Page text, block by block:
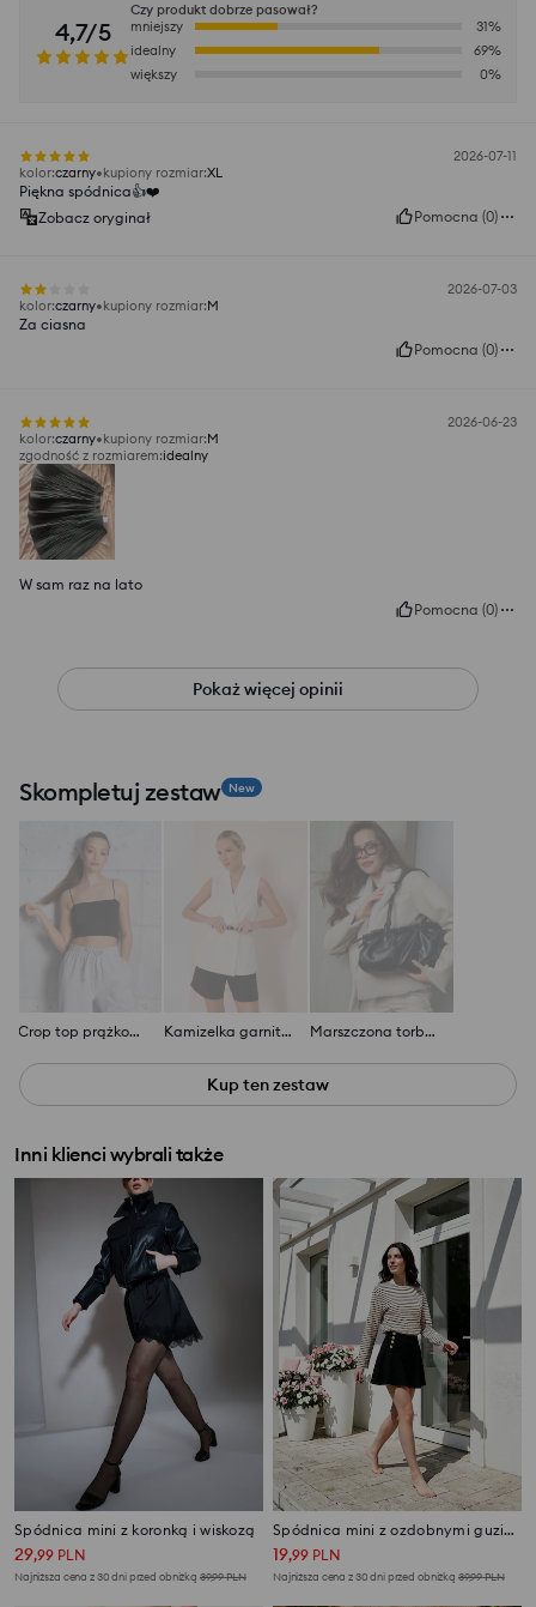
4,7/5
Czy produkt dobrze pasował?
mniejszy
31%
idealny
69%
większy
0%
2026-07-11
kolor:czarny kupiony rozmiar:XL
Piękna spódnica👍️❤️
Zobacz oryginał
Pomocna (0)
2026-07-03
kolor:czarny kupiony rozmiar:M
Za ciasna
Pomocna (0)
2026-06-23
kolor:czarny kupiony rozmiar:M
zgodność z rozmiarem:idealny
W sam raz na lato
Pomocna (0)
Pokaż więcej opinii
Skompletuj zestaw New
Crop top prążkowany Kamizelka garniturowa dwurzędowa z paskiem Marszczona torba na ramię z imitacji skóry
Kup ten zestaw
Inni klienci wybrali także
Spódnica mini z koronką i wiskozą
29,99 PLN
Najniższa cena z 30 dni przed obniżką 39,99PLN
Spódnica mini z ozdobnymi guzikami
19,99 PLN
Najniższa cena z 30 dni przed obniżką 39,99PLN